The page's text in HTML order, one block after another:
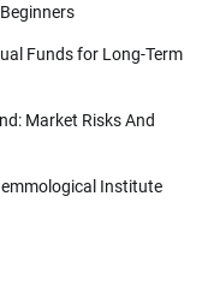
Funds for Long-Term
Market Risks And
Institute